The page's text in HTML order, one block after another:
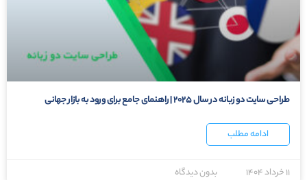
طراحی سایت دو زبانه در سال ۲۰۲۵ | راهنمای جامع برای ورود به بازار جهانی
ادامه مطلب
۱۱ خرداد ۱۴۰۴ بدون دیدگاه